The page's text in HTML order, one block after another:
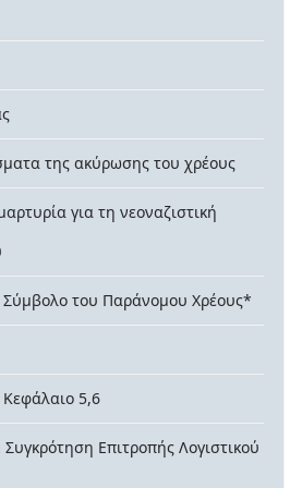
της ακύρωσης του χρέους
για τη νεοναζιστική
του Παράνομου Χρέους*
5,6
Επιτροπής Λογιστικού